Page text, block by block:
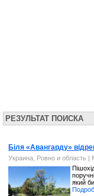
РЕЗУЛЬТАТ ПОИСКА
Біля «Авангарду»
Украина, Ровно и область |
який